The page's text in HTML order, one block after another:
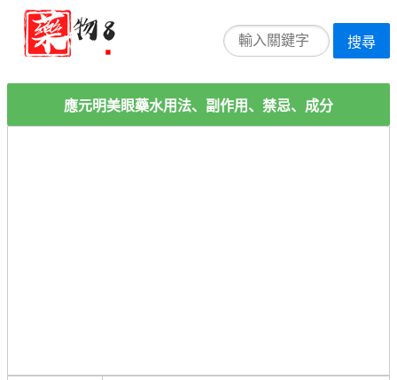
搜尋
應元明美眼藥水用法、副作用、禁忌、成分